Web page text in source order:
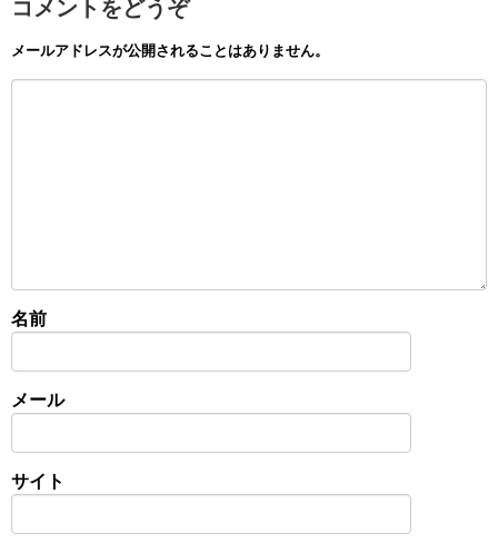
コメントをどうぞ
メールアドレスが公開されることはありません。
名前
メール
サイト